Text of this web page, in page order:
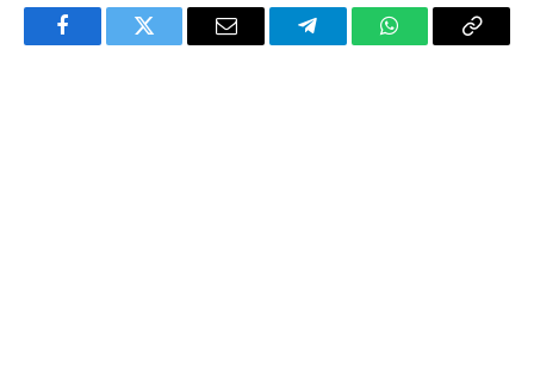
FacebookTwitter Email TelegramWhatsAppCopy